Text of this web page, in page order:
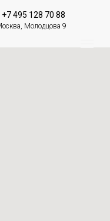
+7 495 128 70 88
Молодцова 9